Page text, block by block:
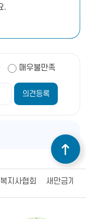
.
매우불만족
지사협회 새만금개발